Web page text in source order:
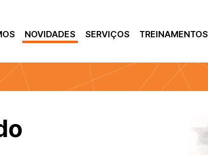
NOVIDADES SERVIÇOS TREINAMENTOS